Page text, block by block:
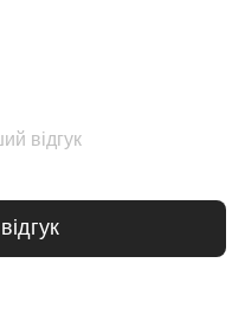
відгук